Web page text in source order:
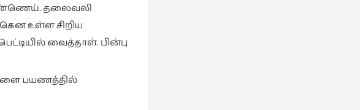
எண்ணெய். தலைவலி
உள்ள சிறிய
வைத்தாள். பின்பு
பயணத்தில்